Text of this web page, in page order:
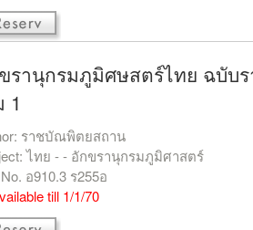
รานุกรมภูมิศษสตร์ไทย ฉบั
1
ราชบัณพิตยสถาน
ไทย - - อักขรานุกรมภูมิศาสตร์
อ910.3 ร255อ
till 1/1/70